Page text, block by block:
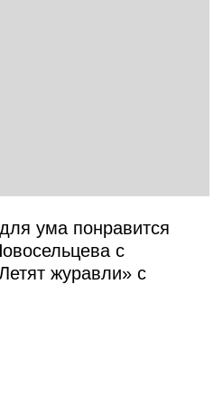
ума понравится
с
журавли» с